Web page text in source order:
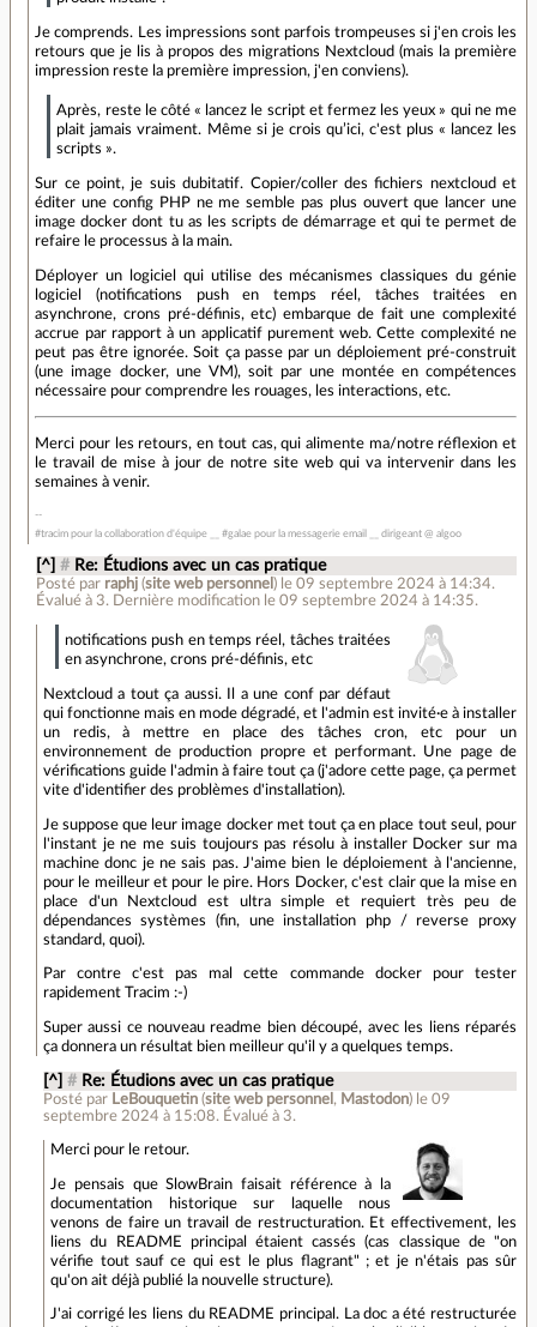
Je comprends. Les impressions sont parfois trompeuses si j'en crois les
retours que je lis à propos des migrations Nextcloud (mais la première
impression reste la première impression, j'en conviens).
Après, reste le côté « lancez le script et fermez les yeux » qui ne me
plait jamais vraiment. Même si je crois qu’ici, c'est plus « lancez les
scripts ».
Sur ce point, je suis dubitatif. Copier/coller des fichiers nextcloud et
éditer une config PHP ne me semble pas plus ouvert que lancer une
image docker dont tu as les scripts de démarrage et qui te permet de
refaire le processus à la main.
Déployer un logiciel qui utilise des mécanismes classiques du génie
logiciel (notifications push en temps réel, tâches traitées en
asynchrone, crons pré-définis, etc) embarque de fait une complexité
accrue par rapport à un applicatif purement web. Cette complexité ne
peut pas être ignorée. Soit ça passe par un déploiement pré-construit
(une image docker, une VM), soit par une montée en compétences
nécessaire pour comprendre les rouages, les interactions, etc.
Merci pour les retours, en tout cas, qui alimente ma/notre réflexion et
le travail de mise à jour de notre site web qui va intervenir dans les
semaines à venir.
#tracim pour la collaboration d'équipe __ #galae pour la messagerie email __ dirigeant @ algoo
[^] # Re: Étudions avec un cas pratique
Posté par raphj(site web personnel ) le 09 septembre 2024 à 14:34.
Évalué à 3. Dernière modification le 09 septembre 2024 à 14:35.
notifications push en temps réel, tâches traitées
en asynchrone, crons pré-définis, etc
Nextcloud a tout ça aussi. Il a une conf par défaut
qui fonctionne mais en mode dégradé, et l'admin est invité·e à installer
un redis, à mettre en place des tâches cron, etc pour un
environnement de production propre et performant. Une page de
vérifications guide l'admin à faire tout ça (j'adore cette page, ça permet
vite d'identifier des problèmes d'installation).
Je suppose que leur image docker met tout ça en place tout seul, pour
l'instant je ne me suis toujours pas résolu à installer Docker sur ma
machine donc je ne sais pas. J'aime bien le déploiement à l'ancienne,
pour le meilleur et pour le pire. Hors Docker, c'est clair que la mise en
place d'un Nextcloud est ultra simple et requiert très peu de
dépendances systèmes (fin, une installation php / reverse proxy
standard, quoi).
Par contre c'est pas mal cette commande docker pour tester
rapidement Tracim :-)
Super aussi ce nouveau readme bien découpé, avec les liens réparés
ça donnera un résultat bien meilleur qu'il y a quelques temps.
[^] # Re: Étudions avec un cas pratique
Posté par LeBouquetin (site web personnel , Mastodon) le 09
septembre 2024 à 15:08. Évalué à 3.
Merci pour le retour.
Je pensais que SlowBrain faisait référence à la
documentation historique sur laquelle nous
venons de faire un travail de restructuration. Et effectivement, les
liens du README principal étaient cassés (cas classique de "on
vérifie tout sauf ce qui est le plus flagrant" ; et je n'étais pas sûr
qu'on ait déjà publié la nouvelle structure).
J'ai corrigé les liens du README principal. La doc a été restructurée